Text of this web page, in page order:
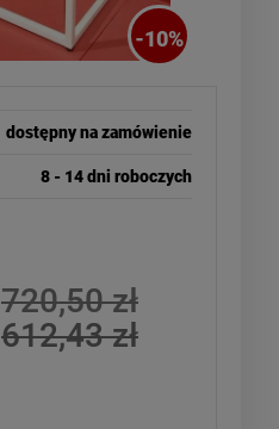
-10%
dostępny na zamówienie
8 - 14 dni roboczych
720,50 zł
612,43 zł